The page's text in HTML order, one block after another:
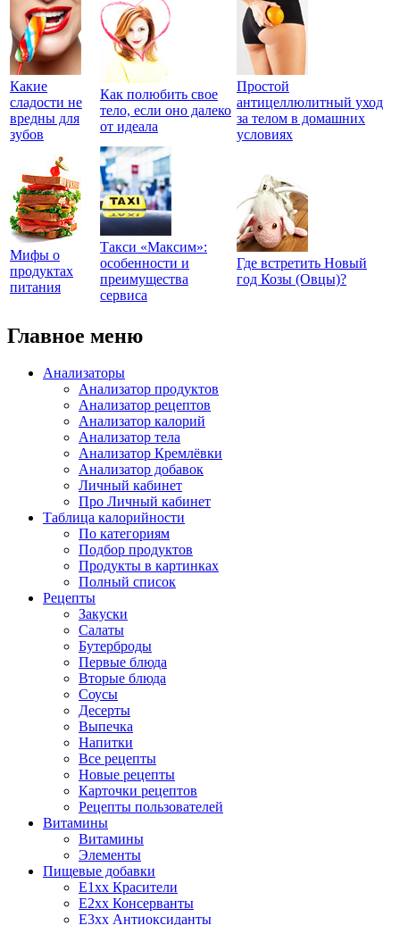
Какие
сладости не
вредны для
зубов
Как полюбить свое
тело, если оно далеко
от идеала
Простой
антицеллюлитный уход
за телом в домашних
условиях
Мифы о
продуктах
питания
Такси «Максим»:
особенности и
преимущества
сервиса
Где встретить Новый
год Козы (Овцы)?
Главное меню
Анализаторы
Анализатор продуктов
Анализатор рецептов
Анализатор калорий
Анализатор тела
Анализатор Кремлёвки
Анализатор добавок
Личный кабинет
Про Личный кабинет
Таблица калорийности
По категориям
Подбор продуктов
Продукты в картинках
Полный список
Рецепты
Закуски
Салаты
Бутерброды
Первые блюда
Вторые блюда
Соусы
Десерты
Выпечка
Напитки
Все рецепты
Новые рецепты
Карточки рецептов
Рецепты пользователей
Витамины
Витамины
Элементы
Пищевые добавки
E1xx Красители
E2xx Консерванты
E3xx Антиоксиданты